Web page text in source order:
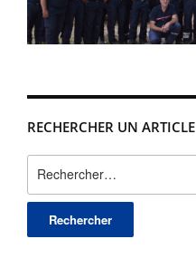
RECHERCHER UN ARTICLE